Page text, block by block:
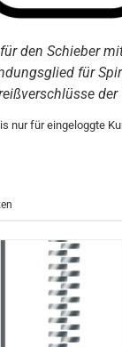
den Schieber
für
der
nur für eingeloggte